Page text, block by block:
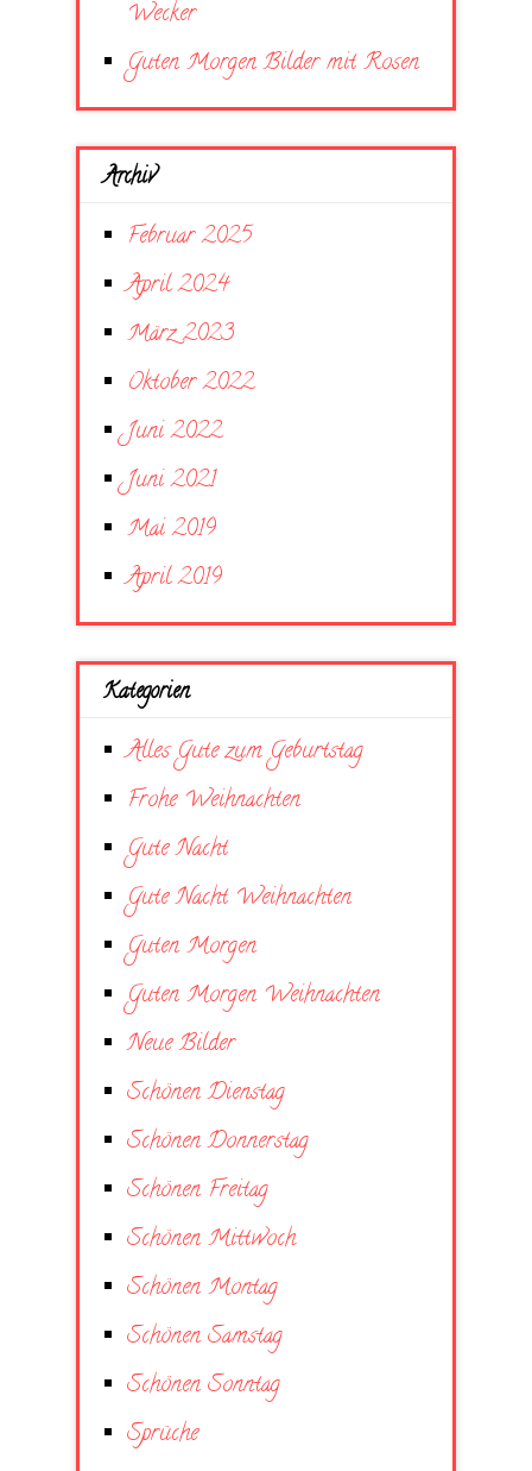
Wecker
Guten Morgen Bilder mit Rosen
Archiv
Februar 2025
April 2024
März 2023
Oktober 2022
Juni 2022
Juni 2021
Mai 2019
April 2019
Kategorien
Alles Gute zum Geburtstag
Frohe Weihnachten
Gute Nacht
Gute Nacht Weihnachten
Guten Morgen
Guten Morgen Weihnachten
Neue Bilder
Schönen Dienstag
Schönen Donnerstag
Schönen Freitag
Schönen Mittwoch
Schönen Montag
Schönen Samstag
Schönen Sonntag
Sprüche